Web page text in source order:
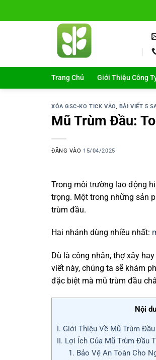
Trang Chủ Giới Thiệu Công
XÓA GSC-KO TICK VÀO, BÀI VIẾT 5
Mũ Trùm Đầu:
ĐĂNG VÀO 15/04/2025
Trong môi trường lao động
trọng. Một trong những sản
trùm đầu.
Hai nhánh dùng nhiều nhất:
Dù là công nhân, thợ xây
viết này, chúng ta sẽ khám
đặc biệt mà mũ trùm đầu
Nội
I. Giới Thiệu Về Mũ Trùm Đầu
II. Lợi Ích Của Mũ Trùm Đầu
1. Bảo Vệ An Toàn Cho